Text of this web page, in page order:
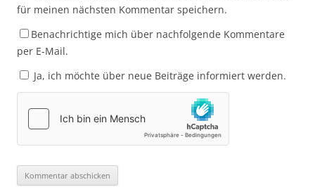
für meinen nächsten Kommentar speichern.
Benachrichtige mich über nachfolgende Kommentare
per E-Mail.
Ja, ich möchte über neue Beiträge informiert werden.